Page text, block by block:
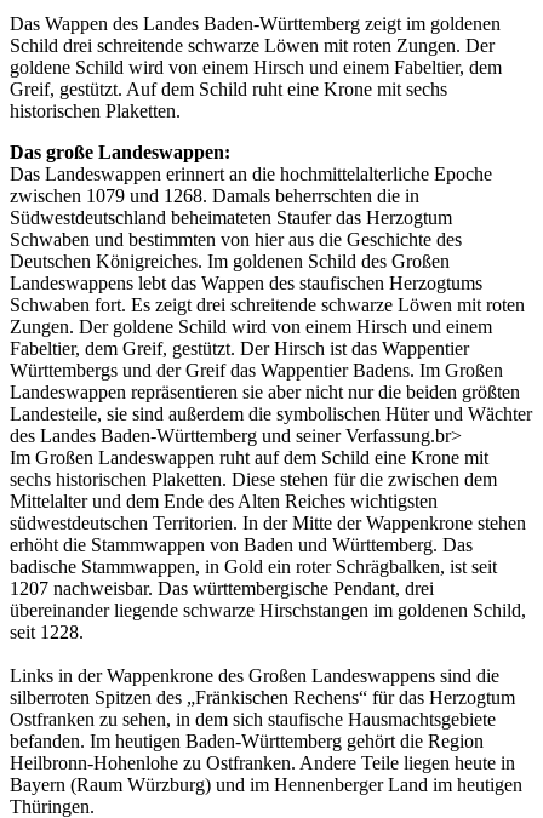
Das Wappen des Landes Baden-Württemberg zeigt im goldenen
Schild drei schreitende schwarze Löwen mit roten Zungen. Der
goldene Schild wird von einem Hirsch und einem Fabeltier, dem
Greif, gestützt. Auf dem Schild ruht eine Krone mit sechs
historischen Plaketten.
Das große Landeswappen:
Das Landeswappen erinnert an die hochmittelalterliche Epoche
zwischen 1079 und 1268. Damals beherrschten die in
Südwestdeutschland beheimateten Staufer das Herzogtum
Schwaben und bestimmten von hier aus die Geschichte des
Deutschen Königreiches. Im goldenen Schild des Großen
Landeswappens lebt das Wappen des staufischen Herzogtums
Schwaben fort. Es zeigt drei schreitende schwarze Löwen mit roten
Zungen. Der goldene Schild wird von einem Hirsch und einem
Fabeltier, dem Greif, gestützt. Der Hirsch ist das Wappentier
Württembergs und der Greif das Wappentier Badens. Im Großen
Landeswappen repräsentieren sie aber nicht nur die beiden größten
Landesteile, sie sind außerdem die symbolischen Hüter und Wächter
des Landes Baden-Württemberg und seiner Verfassung.br>
Im Großen Landeswappen ruht auf dem Schild eine Krone mit
sechs historischen Plaketten. Diese stehen für die zwischen dem
Mittelalter und dem Ende des Alten Reiches wichtigsten
südwestdeutschen Territorien. In der Mitte der Wappenkrone stehen
erhöht die Stammwappen von Baden und Württemberg. Das
badische Stammwappen, in Gold ein roter Schrägbalken, ist seit
1207 nachweisbar. Das württembergische Pendant, drei
übereinander liegende schwarze Hirschstangen im goldenen Schild,
seit 1228.
Links in der Wappenkrone des Großen Landeswappens sind die
silberroten Spitzen des „Fränkischen Rechens“ für das Herzogtum
Ostfranken zu sehen, in dem sich staufische Hausmachtsgebiete
befanden. Im heutigen Baden-Württemberg gehört die Region
Heilbronn-Hohenlohe zu Ostfranken. Andere Teile liegen heute in
Bayern (Raum Würzburg) und im Hennenberger Land im heutigen
Thüringen.